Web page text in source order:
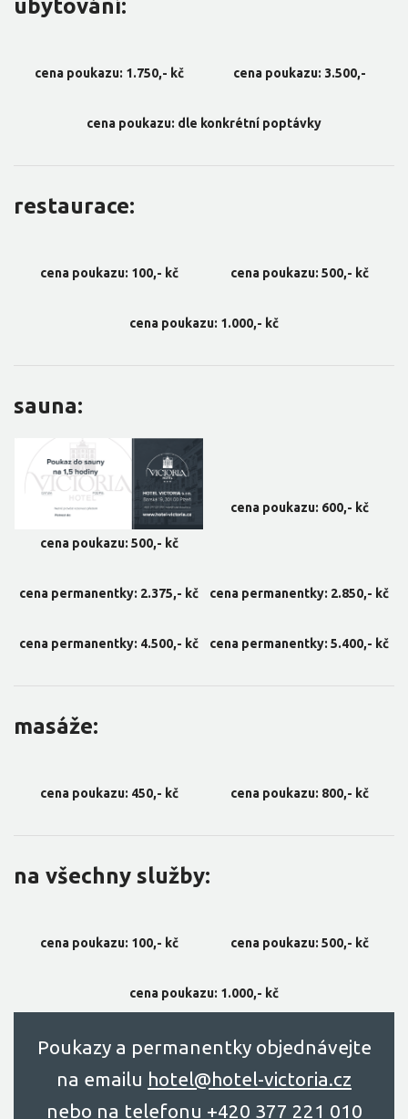
ubytování:
cena poukazu: 1.750,- kč cena poukazu: 3.500,-
cena poukazu: dle konkrétní poptávky
restaurace:
cena poukazu: 100,- kč cena poukazu: 500,- kč
cena poukazu: 1.000,- kč
sauna:
cena poukazu: 500,- kč
cena poukazu: 600,- kč
cena permanentky: 2.375,- kč cena permanentky: 2.850,- kč
cena permanentky: 4.500,- kč cena permanentky: 5.400,- kč
masáže:
cena poukazu: 450,- kč cena poukazu: 800,- kč
na všechny služby:
cena poukazu: 100,- kč cena poukazu: 500,- kč
cena poukazu: 1.000,- kč
Poukazy a permanentky objednávejte
na emailu hоtel@hоtel-victоriа.cz
nebo na telefonu +420 377 221 010